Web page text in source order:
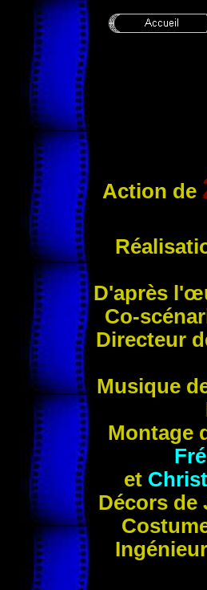
Action de
Réalis
D'après
Co-
Directeur
Musique
Montage
et
Décors de